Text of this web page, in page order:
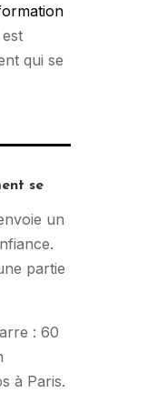
qui se
se
un
partie
: 60
à Paris.